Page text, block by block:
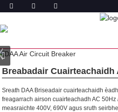
Breabadair Cuairteachaidh
Sreath DAA Briseadair cuairteachaidh
freagarrach airson cuairteachadh AC
measraichte 400V, 690V agus sruth